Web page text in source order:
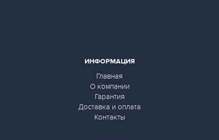
ИНФОРМАЦИЯ
Главная
О компании
Гарантия
Доставка и оплата
Контакты